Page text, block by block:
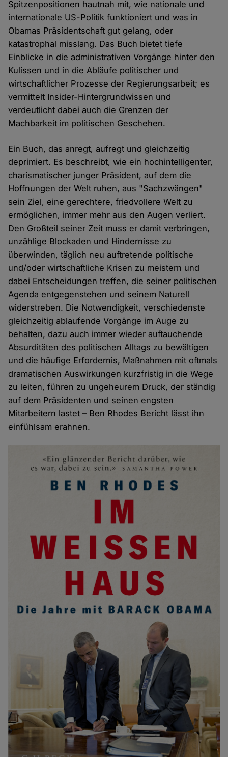
Spitzenpositionen hautnah mit, wie nationale und
internationale US-Politik funktioniert und was in
Obamas Präsidentschaft gut gelang, oder
katastrophal misslang. Das Buch bietet tiefe
Einblicke in die administrativen Vorgänge hinter den
Kulissen und in die Abläufe politischer und
wirtschaftlicher Prozesse der Regierungsarbeit; es
vermittelt Insider-Hintergrundwissen und
verdeutlicht dabei auch die Grenzen der
Machbarkeit im politischen Geschehen.
Ein Buch, das anregt, aufregt und gleichzeitig
deprimiert. Es beschreibt, wie ein hochintelligenter,
charismatischer junger Präsident, auf dem die
Hoffnungen der Welt ruhen, aus "Sachzwängen"
sein Ziel, eine gerechtere, friedvollere Welt zu
ermöglichen, immer mehr aus den Augen verliert.
Den Großteil seiner Zeit muss er damit verbringen,
unzählige Blockaden und Hindernisse zu
überwinden, täglich neu auftretende politische
und/oder wirtschaftliche Krisen zu meistern und
dabei Entscheidungen treffen, die seiner politischen
Agenda entgegenstehen und seinem Naturell
widerstreben. Die Notwendigkeit, verschiedenste
gleichzeitig ablaufende Vorgänge im Auge zu
behalten, dazu auch immer wieder auftauchende
Absurditäten des politischen Alltags zu bewältigen
und die häufige Erfordernis, Maßnahmen mit oftmals
dramatischen Auswirkungen kurzfristig in die Wege
zu leiten, führen zu ungeheurem Druck, der ständig
auf dem Präsidenten und seinen engsten
Mitarbeitern lastet – Ben Rhodes Bericht lässt ihn
einfühlsam erahnen.